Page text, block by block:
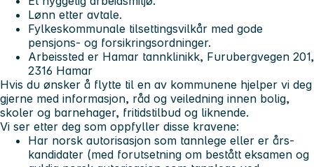
Lønn etter avtale.
Fylkeskommunale tilsettingsvilkår med gode
pensjons- og forsikringsordninger.
Arbeissted er Hamar tannklinikk, Furubergvegen 201,
2316 Hamar
Hvis du ønsker å flytte til en av kommunene hjelper vi deg
gjerne med informasjon, råd og veiledning innen bolig,
skoler og barnehager, fritidstilbud og liknende.
Vi ser etter deg som oppfyller disse kravene:
Har norsk autorisasjon som tannlege eller er års-
kandidater (med forutsetning om bestått eksamen og